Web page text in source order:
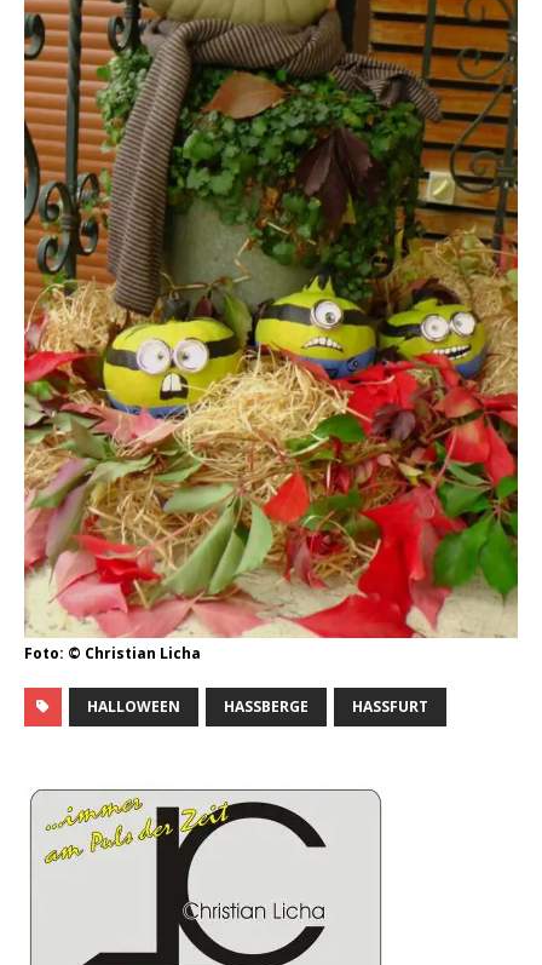
Foto: © Christian Licha
HALLOWEEN HASSBERGE HASSFURT